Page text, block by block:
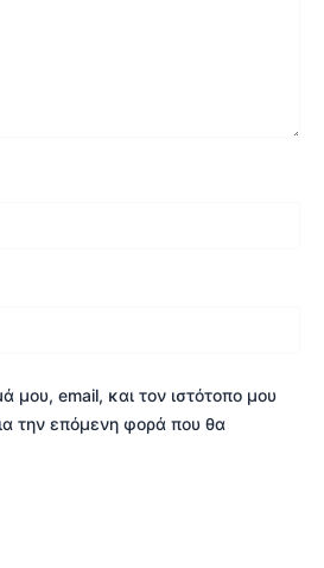
μου, email, και τον ιστότοπο μου
την επόμενη φορά που θα